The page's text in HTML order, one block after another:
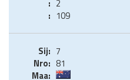
2
109
7
81